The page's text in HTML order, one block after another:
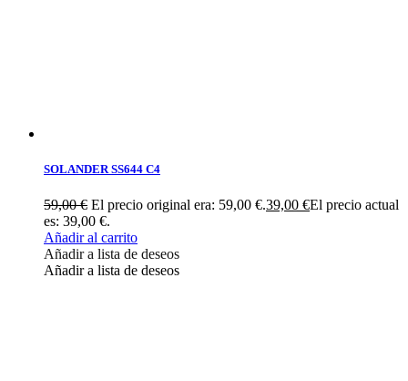
SOLANDER SS644 C4
59,00€ El precio original era: 59,00 €.39,00 €El precio actual
es: 39,00 €.
Añadir al carrito
Añadir a lista de deseos
Añadir a lista de deseos